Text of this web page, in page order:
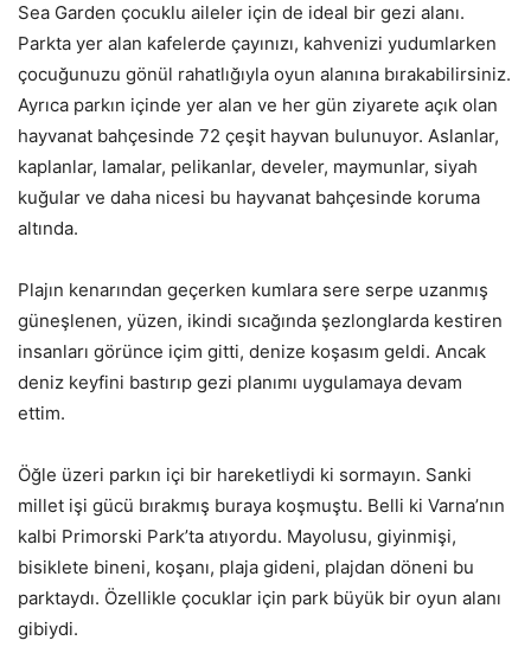
Sea Garden çocuklu aileler için de ideal bir gezi alanı.
Parkta yer alan kafelerde çayınızı, kahvenizi yudumlarken
çocuğunuzu gönül rahatlığıyla oyun alanına bırakabilirsiniz.
Ayrıca parkın içinde yer alan ve her gün ziyarete açık olan
hayvanat bahçesinde 72 çeşit hayvan bulunuyor. Aslanlar,
kaplanlar, lamalar, pelikanlar, develer, maymunlar, siyah
kuğular ve daha nicesi bu hayvanat bahçesinde koruma
altında.
Plajın kenarından geçerken kumlara sere serpe uzanmış
güneşlenen, yüzen, ikindi sıcağında şezlonglarda kestiren
insanları görünce içim gitti, denize koşasım geldi. Ancak
deniz keyfini bastırıp gezi planımı uygulamaya devam
ettim.
Öğle üzeri parkın içi bir hareketliydi ki sormayın. Sanki
millet işi gücü bırakmış buraya koşmuştu. Belli ki Varna’nın
kalbi Primorski Park’ta atıyordu. Mayolusu, giyinmişi,
bisiklete bineni, koşanı, plaja gideni, plajdan döneni bu
parktaydı. Özellikle çocuklar için park büyük bir oyun alanı
gibiydi.